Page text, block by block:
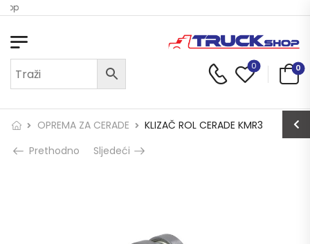
0 0
OPREMA ZA CERADE
KLIZAČ ROL CERADE KMR3
Prethodno
Sljedeći